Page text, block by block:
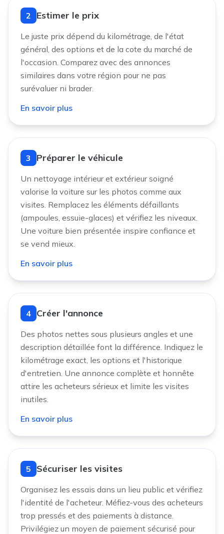
2 Estimer le prix
Le juste prix dépend du kilométrage, de l'état
général, des options et de la cote du marché de
l'occasion. Comparez avec des annonces
similaires dans votre région pour ne pas
surévaluer ni brader.
En savoir plus
3 Préparer le véhicule
Un nettoyage intérieur et extérieur soigné
valorise la voiture sur les photos comme aux
visites. Remplacez les éléments défaillants
(ampoules, essuie-glaces) et vérifiez les niveaux.
Une voiture bien présentée inspire confiance et
se vend mieux.
En savoir plus
4 Créer l'annonce
Des photos nettes sous plusieurs angles et une
description détaillée font la différence. Indiquez le
kilométrage exact, les options et l'historique
d'entretien. Une annonce complète et honnête
attire les acheteurs sérieux et limite les visites
inutiles.
En savoir plus
5 Sécuriser les visites
Organisez les essais dans un lieu public et vérifiez
l'identité de l'acheteur. Méfiez-vous des acheteurs
trop pressés et des paiements à distance.
Privilégiez un moyen de paiement sécurisé pour